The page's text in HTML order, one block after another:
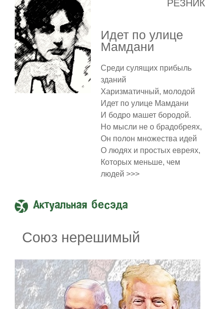
РЕЗНИК
Идет по улице
Мамдани
Среди сулящих прибыль
зданий
Харизматичный, молодой
Идет по улице Мамдани
И бодро машет бородой.
Но мысли не о брадобреях,
Он полон множества идей
О людях и простых евреях,
Которых меньше, чем
людей >>>
Актуальная бесэда
Союз нерешимый